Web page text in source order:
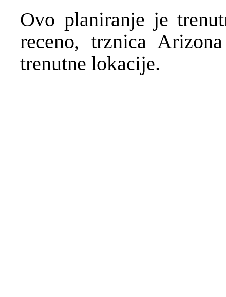
Ovo planiranje je
receno, trznica
trenutne lokacije.